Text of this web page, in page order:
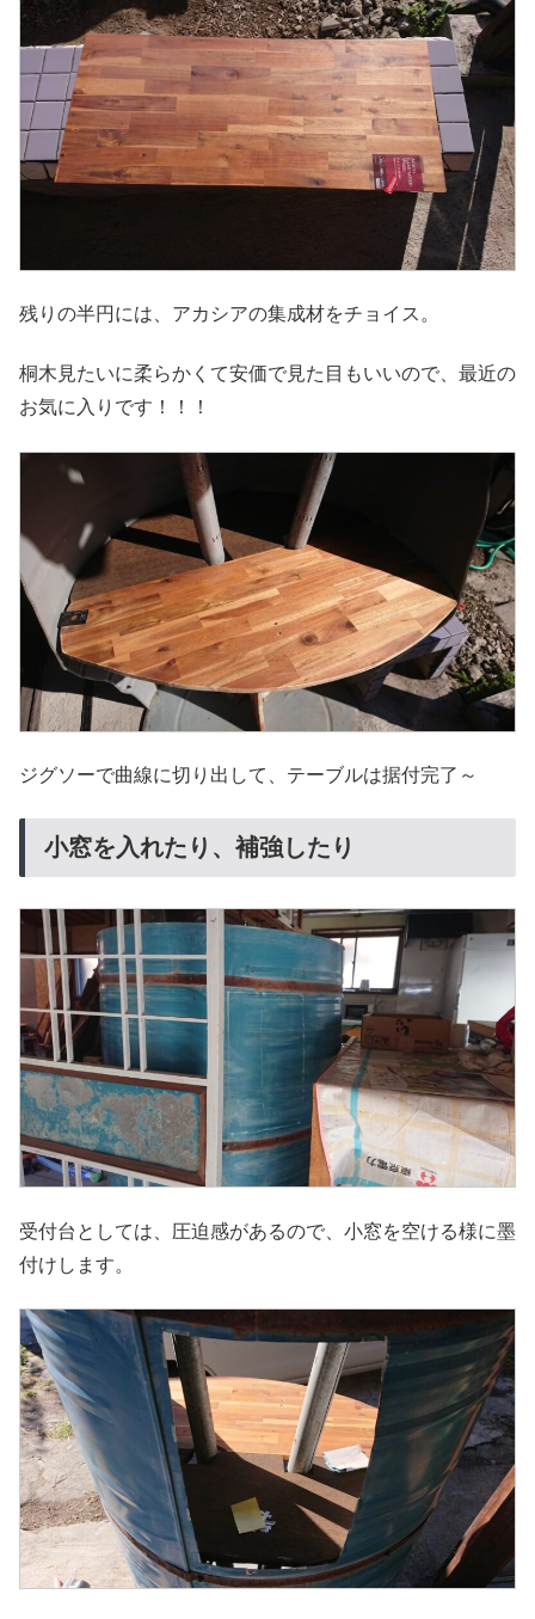
残りの半円には、アカシアの集成材をチョイス。
桐木見たいに柔らかくて安価で見た目もいいので、最近の
お気に入りです！！！
ジグソーで曲線に切り出して、テーブルは据付完了～
小窓を入れたり、補強したり
受付台としては、圧迫感があるので、小窓を空ける様に墨
付けします。